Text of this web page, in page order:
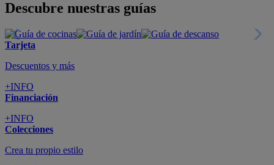
Descubre nuestras guías
Tarjeta
Descuentos y más
+INFO
Financiación
+INFO
Colecciones
Crea tu propio estilo